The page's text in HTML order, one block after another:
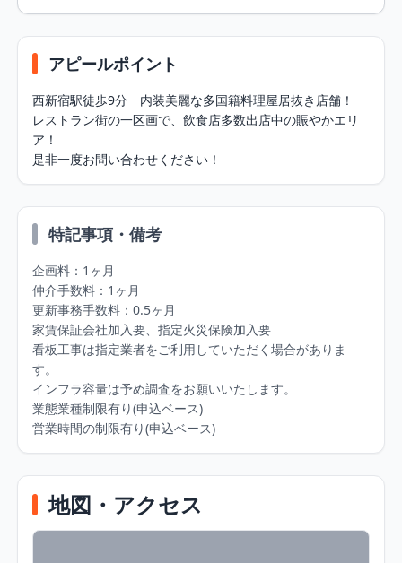
アピールポイント
西新宿駅徒歩9分　内装美麗な多国籍料理屋居抜き店舗！
レストラン街の一区画で、飲食店多数出店中の賑やかエリ
ア！
是非一度お問い合わせください！
特記事項・備考
企画料：1ヶ月
仲介手数料：1ヶ月
更新事務手数料：0.5ヶ月
家賃保証会社加入要、指定火災保険加入要
看板工事は指定業者をご利用していただく場合がありま
す。
インフラ容量は予め調査をお願いいたします。
業態業種制限有り(申込ベース)
営業時間の制限有り(申込ベース)
地図・アクセス